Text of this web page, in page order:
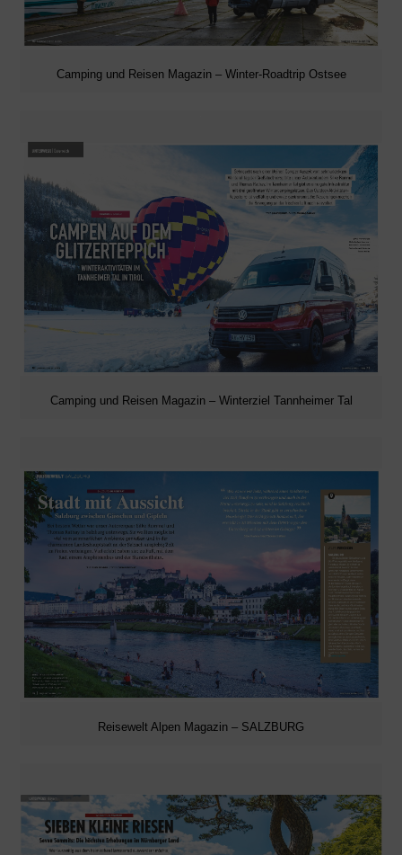
Camping und Reisen Magazin – Winter-Roadtrip Ostsee
Camping und Reisen Magazin – Winterziel Tannheimer Tal
Reisewelt Alpen Magazin – SALZBURG